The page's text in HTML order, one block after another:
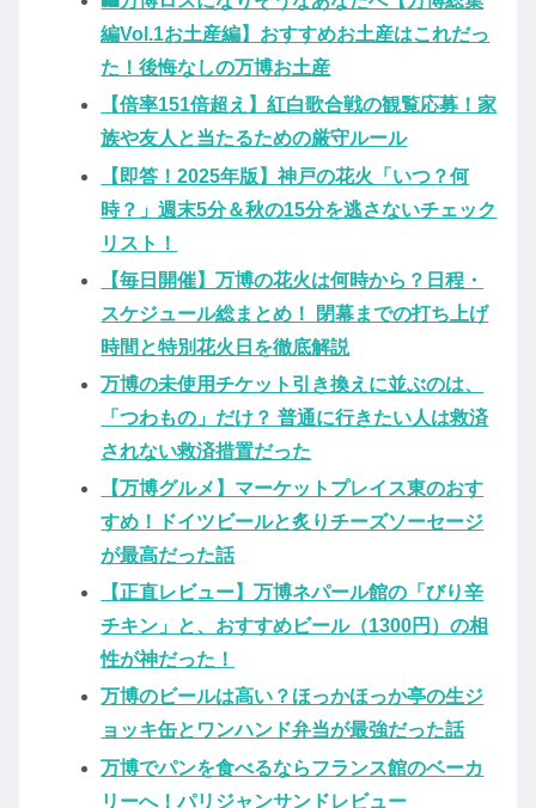
編Vol.1お土産編】おすすめお土産はこれだっ
た！後悔なしの万博お土産
【倍率151倍超え】紅白歌合戦の観覧応募！家
族や友人と当たるための厳守ルール
【即答！2025年版】神戸の花火「いつ？何
時？」週末5分＆秋の15分を逃さないチェック
リスト！
【毎日開催】万博の花火は何時から？日程・
スケジュール総まとめ！ 閉幕までの打ち上げ
時間と特別花火日を徹底解説
万博の未使用チケット引き換えに並ぶのは、
「つわもの」だけ？ 普通に行きたい人は救済
されない救済措置だった
【万博グルメ】マーケットプレイス東のおす
すめ！ドイツビールと炙りチーズソーセージ
が最高だった話
【正直レビュー】万博ネパール館の「びり辛
チキン」と、おすすめビール（1300円）の相
性が神だった！
万博のビールは高い？ほっかほっか亭の生ジ
ョッキ缶とワンハンド弁当が最強だった話
万博でパンを食べるならフランス館のベーカ
リーへ！パリジャンサンドレビュー